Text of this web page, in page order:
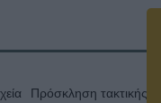
Πρόσκληση τακτικής